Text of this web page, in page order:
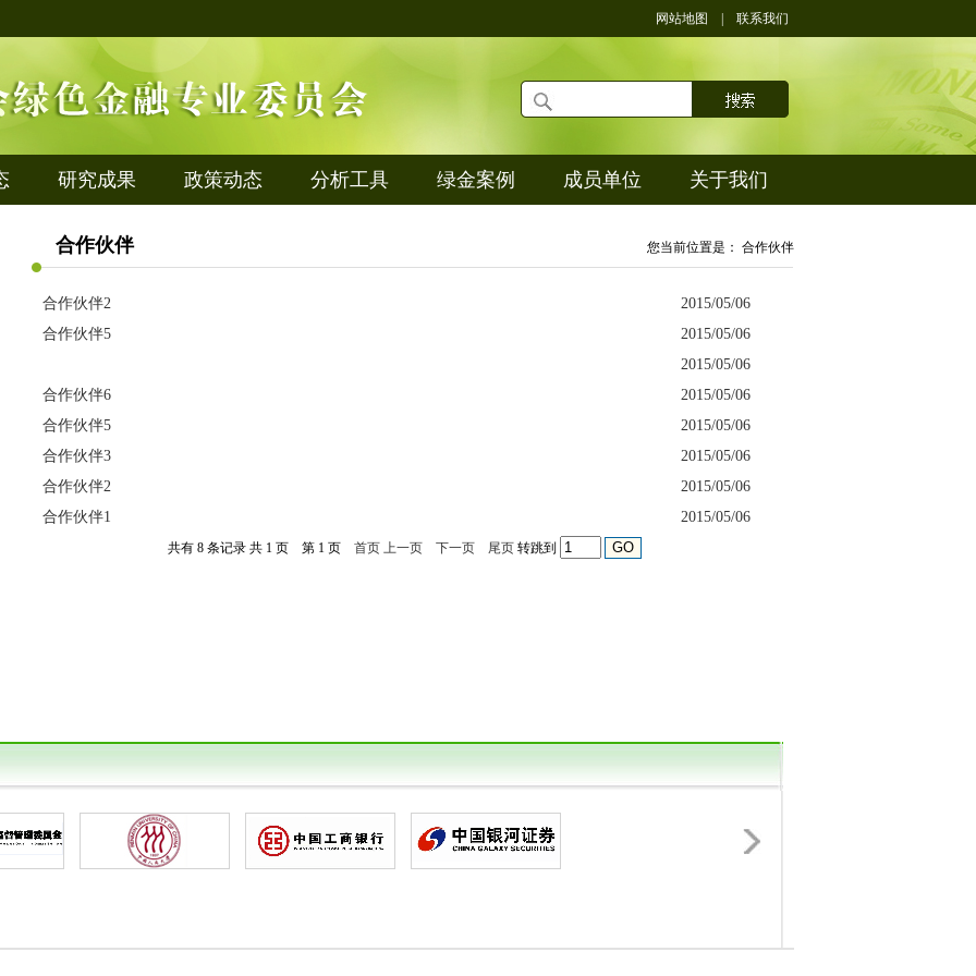
网站地图 联系我们
研究成果 政策动态 分析工具 绿金案例 成员单位 关于我们
合作伙伴 您当前位置是： 合作伙伴
2015/05/06
合作伙伴2
2015/05/06
合作伙伴5
2015/05/06
2015/05/06
合作伙伴6
2015/05/06
合作伙伴5
2015/05/06
合作伙伴3
2015/05/06
合作伙伴2
2015/05/06
合作伙伴1
共有 8 条记录 共 1 页 第 1 页 首页 上一页 下一页 尾页 转跳到